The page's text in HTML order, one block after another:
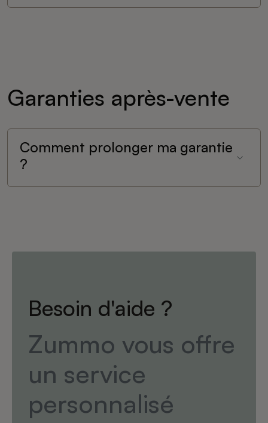
Garanties après-vente
Comment prolonger ma garantie
?
Besoin d'aide ?
Zummo vous offre
un service
personnalisé